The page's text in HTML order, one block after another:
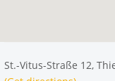
St.-Vitus-Straße 12,